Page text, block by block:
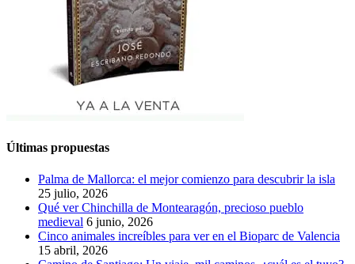
Últimas propuestas
Palma de Mallorca: el mejor comienzo para descubrir la isla
25 julio, 2026
Qué ver Chinchilla de Montearagón, precioso pueblo
medieval 6 junio, 2026
Cinco animales increíbles para ver en el Bioparc de Valencia
15 abril, 2026